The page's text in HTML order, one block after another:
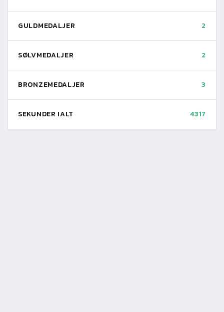
GULDMEDALJER 2
SØLVMEDALJER 2
BRONZEMEDALJER 3
SEKUNDER IALT 4317